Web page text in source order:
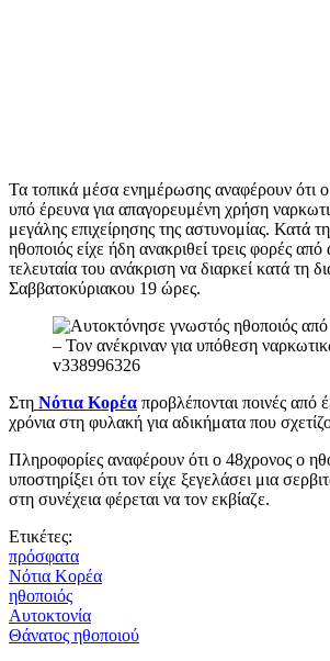
Τα τοπικά μέσα ενημέρωσης αναφέρουν ότι
υπό έρευνα για απαγορευμένη χρήση
μεγάλης επιχείρησης της αστυνομίας. Κατά
ηθοποιός είχε ήδη ανακριθεί τρεις φορές
τελευταία του ανάκριση να διαρκεί κατά τη
Σαββατοκύριακου 19 ώρες.
Στη Νότια Κορέα προβλέπονται ποινές από
χρόνια στη φυλακή για αδικήματα που
Πληροφορίες αναφέρουν ότι ο 48χρονος ο
υποστηρίξει ότι τον είχε ξεγελάσει μια
στη συνέχεια φέρεται να τον εκβίαζε.
Ετικέτες:
πρόσφατα
Νότια Κορέα
ηθοποιός
Αυτοκτονία
Θάνατος ηθοποιού